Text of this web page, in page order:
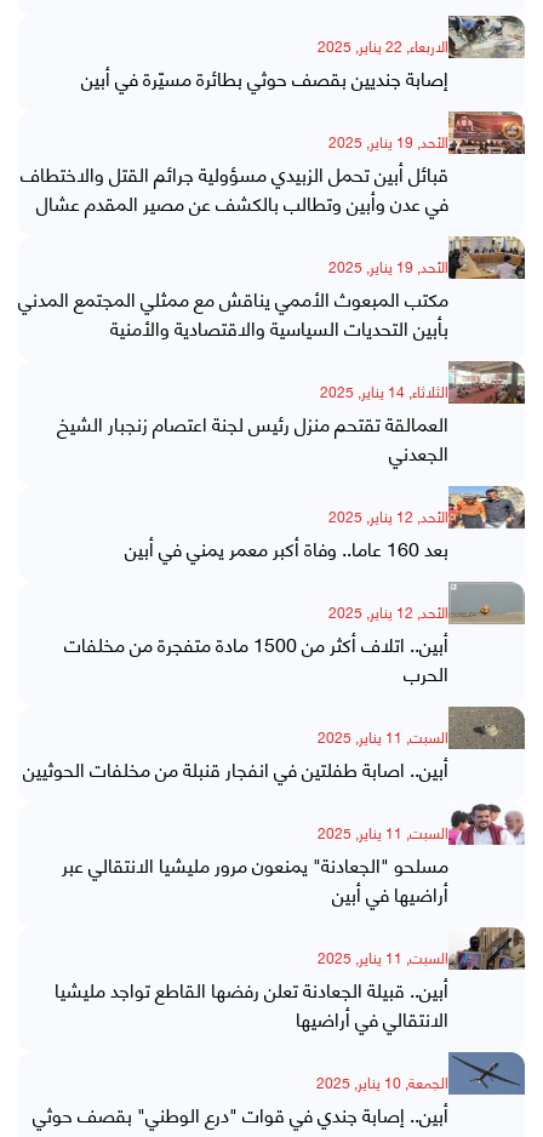
الاربعاء, 22 يناير, 2025
إصابة جنديين بقصف حوثي بطائرة مسيّرة في أبين
الأحد, 19 يناير, 2025
قبائل أبين تحمل الزبيدي مسؤولية جرائم القتل والاختطاف
في عدن وأبين وتطالب بالكشف عن مصير المقدم عشال
الأحد, 19 يناير, 2025
مكتب المبعوث الأممي يناقش مع ممثلي المجتمع المدني
بأبين التحديات السياسية والاقتصادية والأمنية
الثلاثاء, 14 يناير, 2025
العمالقة تقتحم منزل رئيس لجنة اعتصام زنجبار الشيخ
الجعدني
الأحد, 12 يناير, 2025
بعد 160 عاما.. وفاة أكبر معمر يمني في أبين
الأحد, 12 يناير, 2025
أبين.. اتلاف أكثر من 1500 مادة متفجرة من مخلفات
الحرب
السبت, 11 يناير, 2025
أبين.. اصابة طفلتين في انفجار قنبلة من مخلفات الحوثيين
السبت, 11 يناير, 2025
مسلحو "الجعادنة" يمنعون مرور مليشيا الانتقالي عبر
أراضيها في أبين
السبت, 11 يناير, 2025
أبين.. قبيلة الجعادنة تعلن رفضها القاطع تواجد مليشيا
الانتقالي في أراضيها
الجمعة, 10 يناير, 2025
أبين.. إصابة جندي في قوات "درع الوطني" بقصف حوثي